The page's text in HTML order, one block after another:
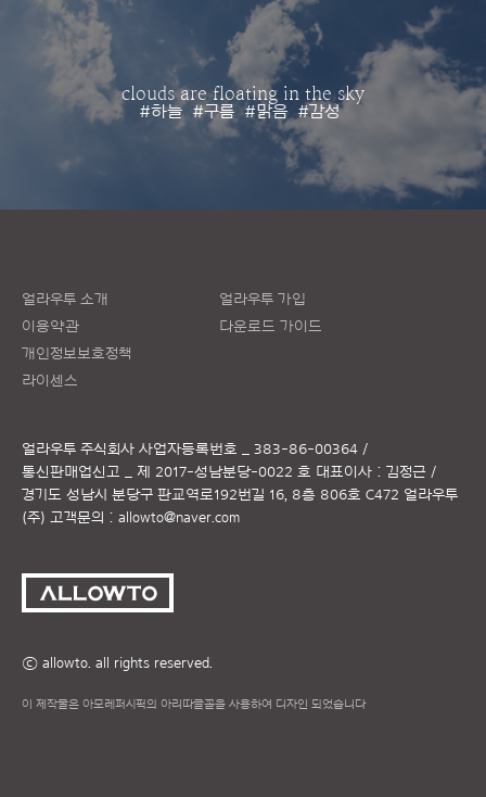
clouds are floating in the sky
#하늘 #구름 #맑음 #감성
얼라우투 소개
이용약관
개인정보보호정책
라이센스
얼라우투 가입
다운로드 가이드
얼라우투 주식회사 사업자등록번호 _ 383-86-00364 /
통신판매업신고 _ 제 2017-성남분당-0022 호 대표이사 : 김정근 /
경기도 성남시 분당구 판교역로192번길 16, 8층 806호 C472 얼라우투
(주) 고객문의 : allowto@naver.com
ⓒ allowto. all rights reserved.
이 제작물은 아모레퍼시픽의 아리따글꼴을 사용하여 디자인 되었습니다